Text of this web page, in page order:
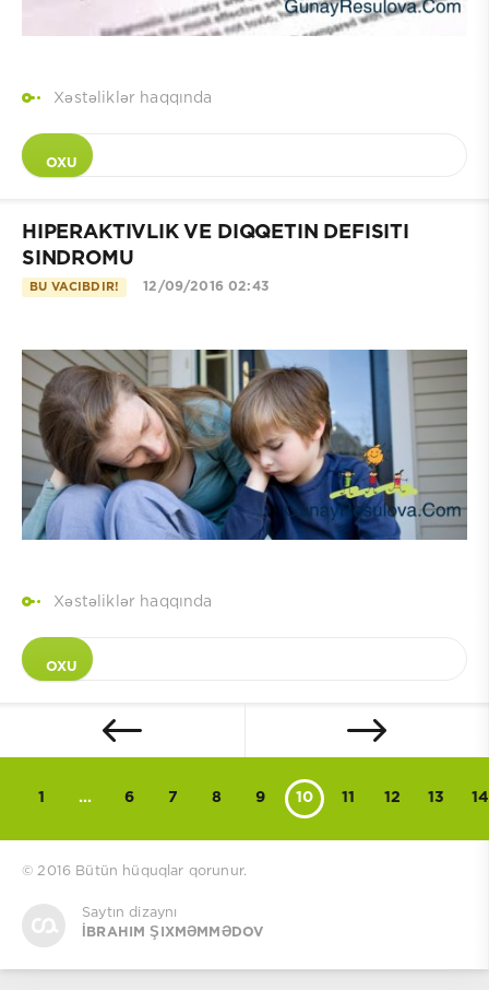
Xəstəliklər haqqında
OXU
HIPERAKTIVLIK VE DIQQETIN DEFISITI
SINDROMU
BU VACIBDIR! 12/09/2016 02:43
Xəstəliklər haqqında
OXU
1 ... 6 7 8 9 10 11 12 13 14
© 2016 Bütün hüquqlar qorunur.
Saytın dizaynı
İBRAHIM ŞIXMƏMMƏDOV